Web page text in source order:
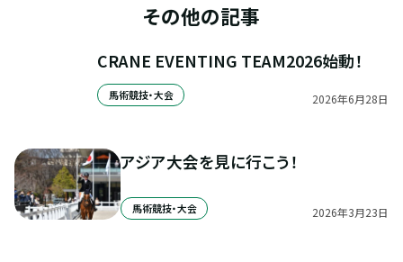
その他の記事
CRANE EVENTING TEAM2026始動！
馬術競技・大会 2026年6月28日
アジア大会を見に行こう！
馬術競技・大会 2026年3月23日